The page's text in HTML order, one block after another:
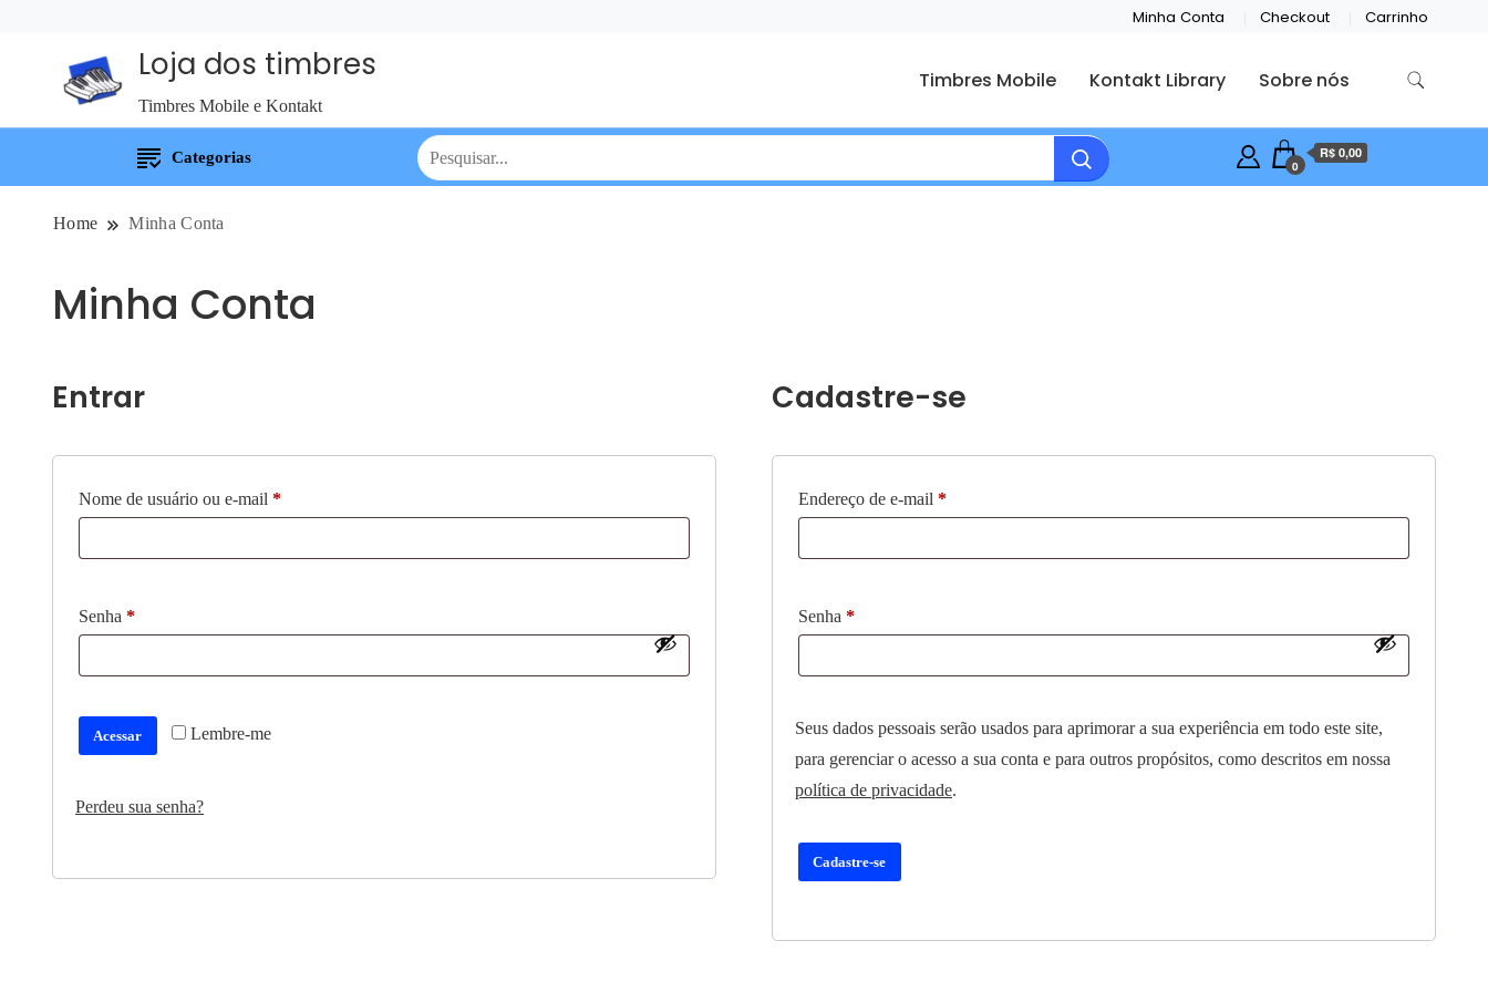
Minha Conta Checkout Carrinho
Loja dos timbres
Timbres Mobile e Kontakt
Timbres Mobile Kontakt Library Sobre nós
Categorias 0
R$ 0,00
Home Minha Conta
Minha Conta
Entrar
Nome de usuário ou e-mail *
Senha *
Lembre-me
Acessar
Perdeu sua senha?
Cadastre-se
Endereço de e-mail *
Senha *
Seus dados pessoais serão usados para aprimorar a sua experiência em todo este site,
para gerenciar o acesso a sua conta e para outros propósitos, como descritos em nossa
política de privacidade.
Cadastre-se